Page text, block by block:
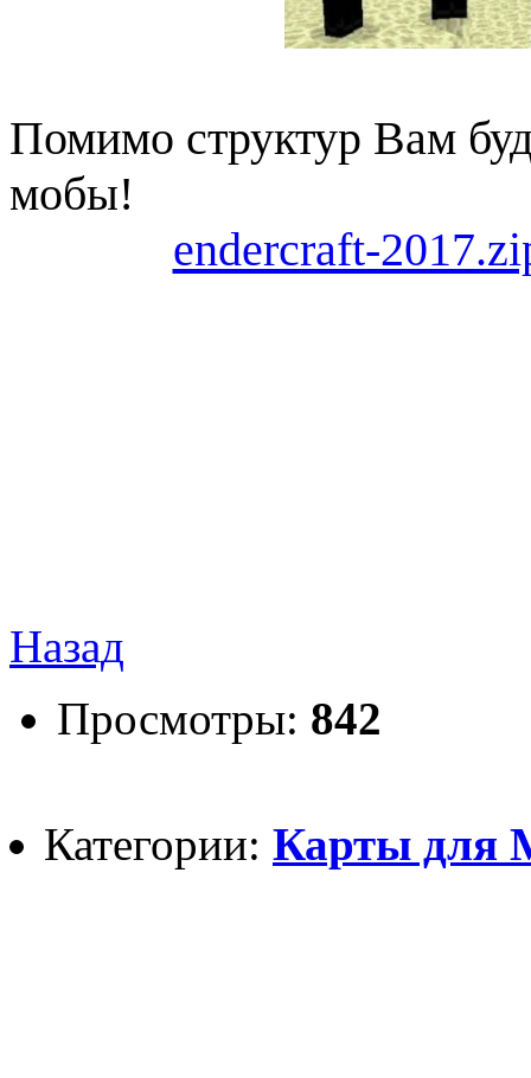
Помимо структур Вам
мобы!
endercraft-
Назад
Просмотры: 842
Категории: Карты для